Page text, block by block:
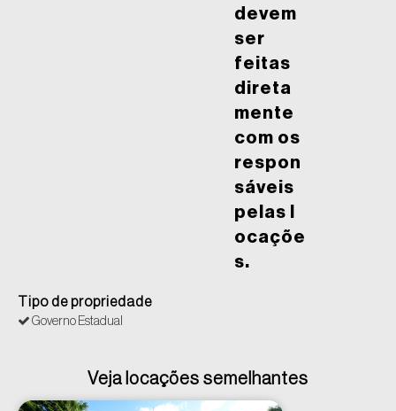
devem
ser
feitas
direta
mente
com os
respon
sáveis
pelas l
ocaçõe
s.
Tipo de propriedade
Governo Estadual
Veja locações semelhantes